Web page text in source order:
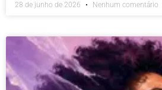
28 de junho de 2026 Nenhum comentário